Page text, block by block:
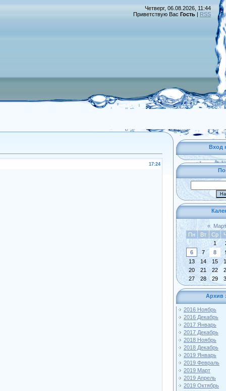
Четверг, 06.08.2026, 11:44
Приветствую Вас Гость | RSS
17:24
Вход
«
Пн
Вт Ср
1
6
7 8
13
14 15
20
21 22
27
28 29
Архив
2016 Ноябрь
2016 Декабрь
2017 Январь
2017 Декабрь
2018 Ноябрь
2018 Декабрь
2019 Январь
2019 Февраль
2019 Март
2019 Апрель
2019 Октябрь